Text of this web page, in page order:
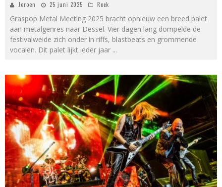
Jeroen 25 juni 2025 Rock
Graspop Metal Meeting 2025 bracht opnieuw een breed palet
aan metalgenres naar Dessel. Vier dagen lang dompelde de
festivalweide zich onder in riffs, blastbeats en grommende
vocalen. Dit palet lijkt ieder jaar ...